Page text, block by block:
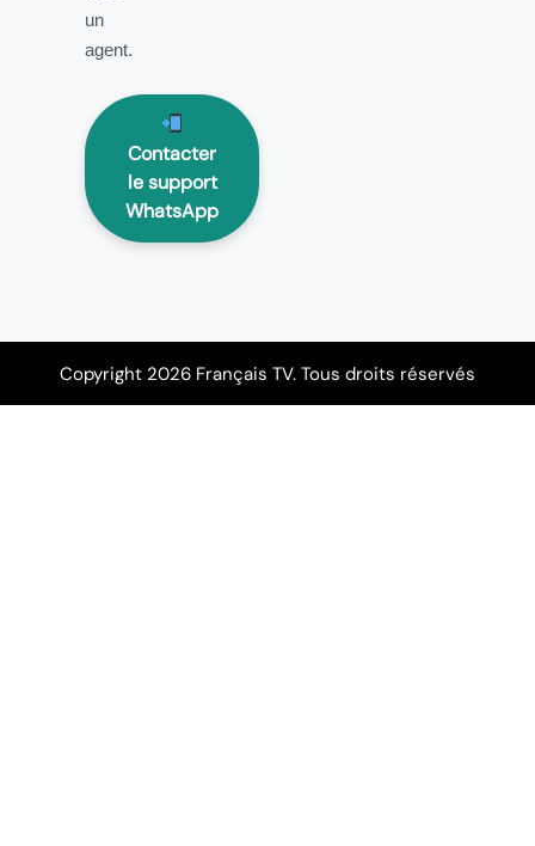
un
agent.
Contacter
le support
WhatsApp
Copyright 2026 Français TV. Tous droits réservés